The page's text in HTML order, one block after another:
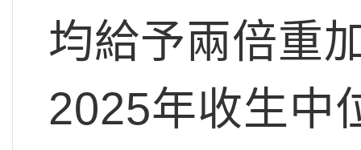
均給予兩倍重
2025年收生中